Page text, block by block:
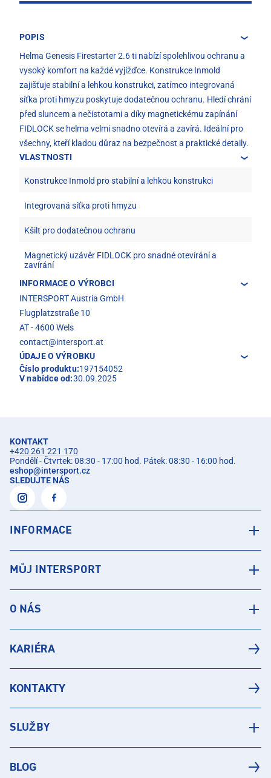
POPIS
Helma Genesis Firestarter 2.6 ti nabízí spolehlivou ochranu a
vysoký komfort na každé vyjížďce. Konstrukce Inmold
zajišťuje stabilní a lehkou konstrukci, zatímco integrovaná
síťka proti hmyzu poskytuje dodatečnou ochranu. Hledí chrání
před sluncem a nečistotami a díky magnetickému zapínání
FIDLOCK se helma velmi snadno otevírá a zavírá. Ideální pro
všechny, kteří kladou důraz na bezpečnost a praktické detaily.
VLASTNOSTI
Konstrukce Inmold pro stabilní a lehkou konstrukci
Integrovaná síťka proti hmyzu
Kšilt pro dodatečnou ochranu
Magnetický uzávěr FIDLOCK pro snadné otevírání a
zavírání
INFORMACE O VÝROBCI
INTERSPORT Austria GmbH
Flugplatzstraße 10
AT - 4600 Wels
contact@intersport.at
ÚDAJE O VÝROBKU
Číslo produktu:197154052
V nabídce od:30.09.2025
KONTAKT
+420 261 221 170
Pondělí - Čtvrtek: 08:30 - 17:00 hod. Pátek: 08:30 - 16:00 hod.
eshop@intersport.cz
SLEDUJTE NÁS
INFORMACE
MŮJ INTERSPORT
O NÁS
KARIÉRA
KONTAKTY
SLUŽBY
BLOG